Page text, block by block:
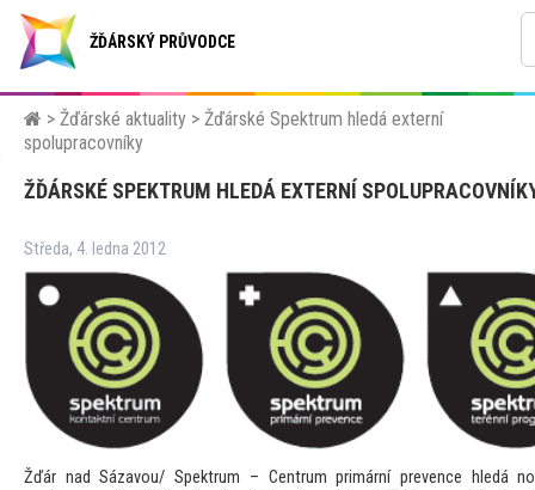
ŽĎÁRSKÝ PRŮVODCE
> Žďárské aktuality > Žďárské Spektrum hledá externí
spolupracovníky
ŽĎÁRSKÉ SPEKTRUM HLEDÁ EXTERNÍ
Středa, 4. ledna 2012
Žďár nad Sázavou/ Spektrum – Centrum primární prevence hledá